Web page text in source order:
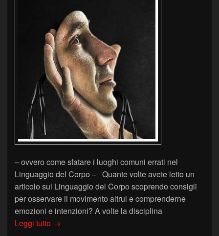
– ovvero come sfatare i luoghi comuni errati nel
Linguaggio del Corpo – Quante volte avete letto un
articolo sul Linguaggio del Corpo scoprendo consigli
per osservare il movimento altrui e comprenderne
emozioni e intenzioni? A volte la disciplina
Leggi tutto Tutto quello che avreste voluto sapere sul
→